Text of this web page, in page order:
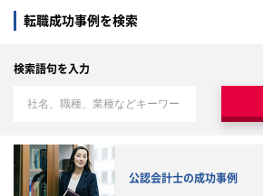
転職成功事例を検索
検索語句を入力
公認会計士の成功事例